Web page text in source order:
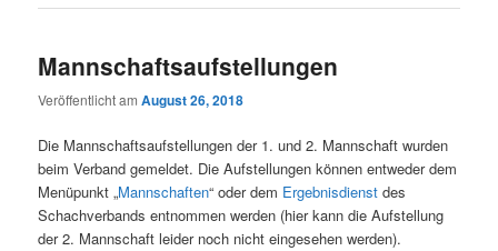
Mannschaftsaufstellungen
Veröffentlicht amAugust 26, 2018
Die Mannschaftsaufstellungen der 1. und 2. Mannschaft wurden
beim Verband gemeldet. Die Aufstellungen können entweder dem
Menüpunkt „Mannschaften“ oder dem Ergebnisdienst des
Schachverbands entnommen werden (hier kann die Aufstellung
der 2. Mannschaft leider noch nicht eingesehen werden).